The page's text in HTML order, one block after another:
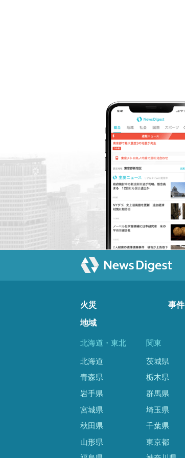
火災 事件
地域
北海道・東北
北海道
青森県
岩手県
宮城県
秋田県
山形県
関東
茨城県
栃木県
群馬県
埼玉県
千葉県
東京都